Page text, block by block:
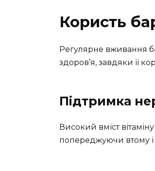
Користь
Регулярне вживання
здоров’я, завдяки її
Підтримка
Високий вміст
попереджуючи втому і